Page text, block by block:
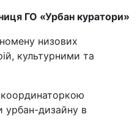
ГО «Урбан куратори»
низових
культурними та
урбан-дизайну в